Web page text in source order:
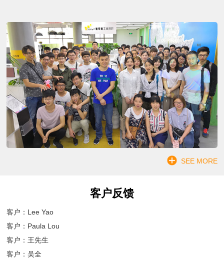
SEE MORE
客户反馈
客户：Lee Yao
客户：Paula Lou
客户：王先生
客户：吴全